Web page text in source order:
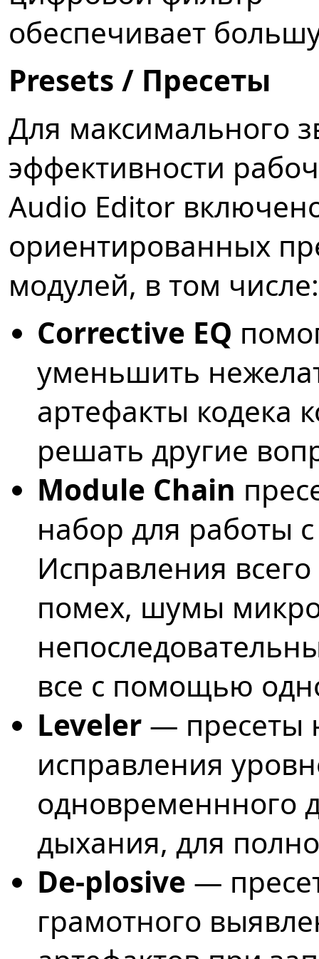
обеспечивает
Presets / Пресеты
Для максимального
эффективности
Audio Editor
ориентированных
модулей, в том числе:
Corrective EQ
уменьшить
артефакты кодека
решать другие
Module Chain
набор для работы
Исправления
помех, шумы
все с помощью
Leveler — пресеты
исправления
одновременнного
дыхания, для
De-plosive —
грамотного